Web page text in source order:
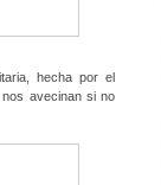
hecha por el
avecinan si no